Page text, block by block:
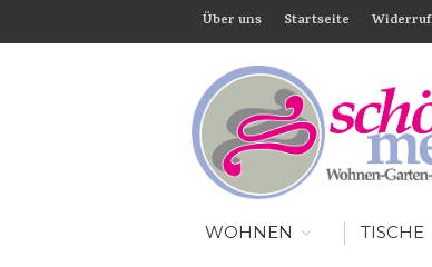
Über uns Startseite Widerruf
WOHNEN TISCHE